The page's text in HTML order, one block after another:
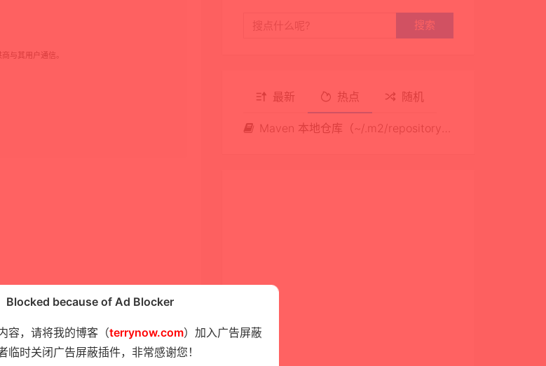
其用户通信。
搜索
最新 热点 随机
Maven 本地仓库（~/.m2/repository）清理实战：如何安全删除无用依赖，释放大量磁盘空间
Blocked because of Ad Blocker
容，请将我的博客（terrynow.com）加入广告屏蔽
临时关闭广告屏蔽插件，非常感谢您！